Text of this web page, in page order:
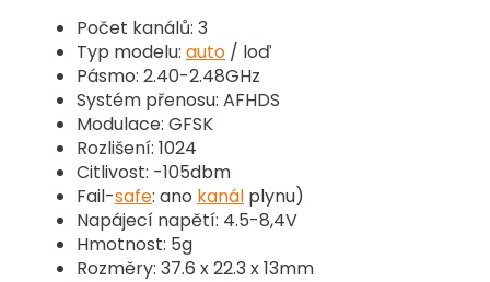
Počet kanálů: 3
Typ modelu: auto / loď
Pásmo: 2.40-2.48GHz
Systém přenosu: AFHDS
Modulace: GFSK
Rozlišení: 1024
Citlivost: -105dbm
Fail-safe: ano kanál plynu)
Napájecí napětí: 4.5-8,4V
Hmotnost: 5g
Rozměry: 37.6 x 22.3 x 13mm